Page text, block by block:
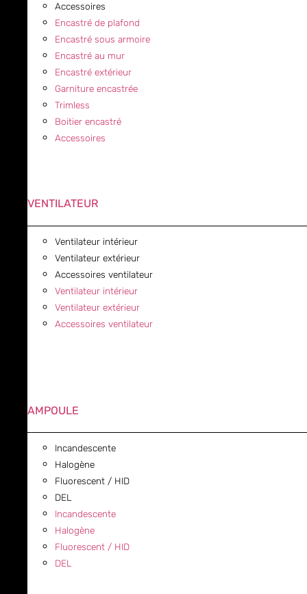
Accessoires
Encastré de plafond
Encastré sous armoire
Encastré au mur
Encastré extérieur
Garniture encastrée
Trimless
Boitier encastré
Accessoires
VENTILATEUR
Ventilateur intérieur
Ventilateur extérieur
Accessoires ventilateur
Ventilateur intérieur
Ventilateur extérieur
Accessoires ventilateur
AMPOULE
Incandescente
Halogène
Fluorescent / HID
DEL
Incandescente
Halogène
Fluorescent / HID
DEL